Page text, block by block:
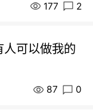
177 2
可以做我的
87 0